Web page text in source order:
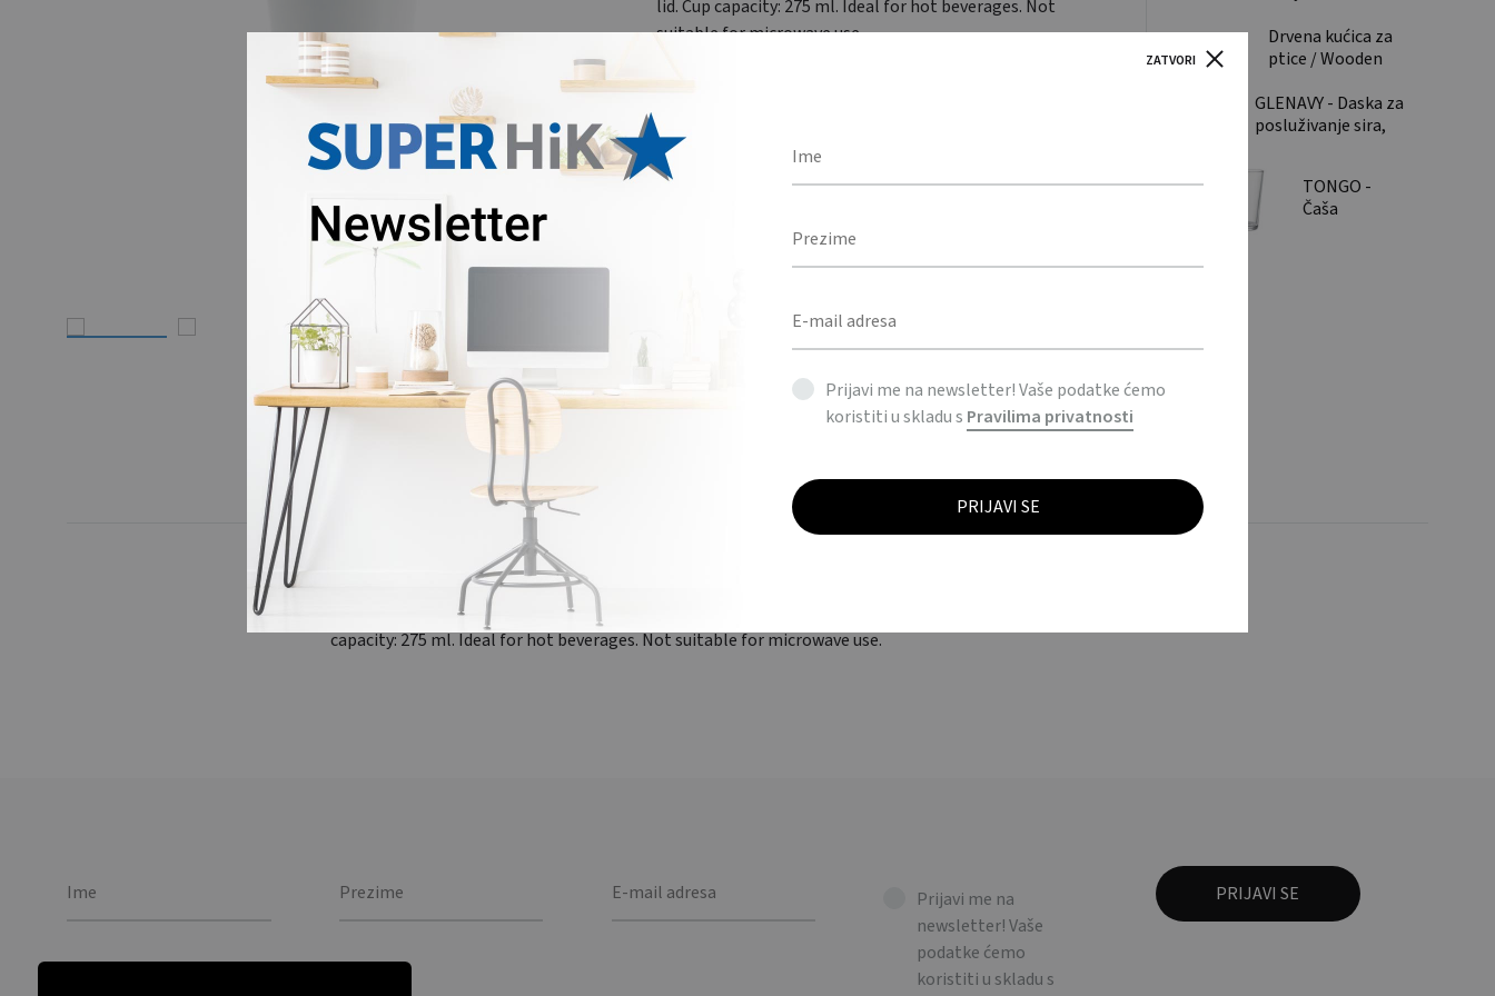
lid. Cup capacity: 275 ml. Ideal for hot beverages. Not
suitable for microwave use.
DODAJ U UPIT
BOČICE & ŠALICE,DOM
Drvena kućica za
ptice / Wooden
GLENAVY - Daska za
posluživanje sira,
Bamboo Cheese
board setTONGO -
Čaša
OPIS DODATNE INFORMACIJE
Keramička putna termos šalica sa silikonskim poklopcem. Kapacitet šalice: 275 ml. Idealno za tople napitke.
Nije pogodno za upotrebu u mikrovalnoj pećnici. / Double wall ceramic travel cup with silicone lid. Cup
capacity: 275 ml. Ideal for hot beverages. Not suitable for microwave use.
Prijavi me na
newsletter! Vaše
podatke ćemo
koristiti u skladu s
ZATVORI
Prijavi me na newsletter! Vaše podatke ćemo
koristiti u skladu s Pravilima privatnosti